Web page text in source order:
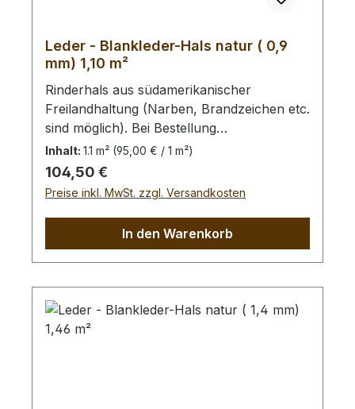
Leder - Blankleder-Hals natur ( 0,9
mm) 1,10 m²
Rinderhals aus südamerikanischer
Freilandhaltung (Narben, Brandzeichen etc.
sind möglich). Bei Bestellung
von diesem Stück erhalten Sie ein
1,10 m² großes Leder. Das Kernstück ist
85 cm x 65 cm groß (siehe Foto 4).
Inhalt: 1.1 m² (95,00 € / 1 m²)
Regulärer Preis:
104,50 €
Preise inkl. MwSt. zzgl. Versandkosten
In den Warenkorb